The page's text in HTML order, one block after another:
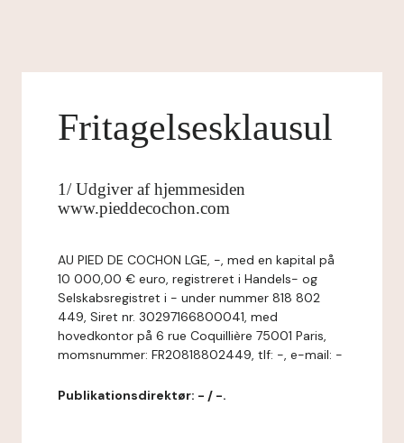
Fritagelsesklausul
1/ Udgiver af hjemmesiden
www.pieddecochon.com
AU PIED DE COCHON LGE, -, med en kapital på
10 000,00 € euro, registreret i Handels- og
Selskabsregistret i - under nummer 818 802
449, Siret nr. 30297166800041, med
hovedkontor på 6 rue Coquillière 75001 Paris,
momsnummer: FR20818802449, tlf: -, e-mail: -
Publikationsdirektør: - / -.